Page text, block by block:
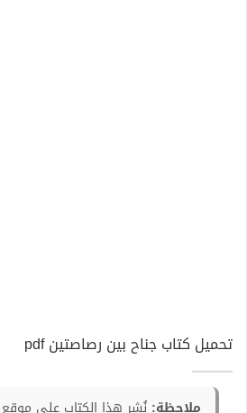
تحميل كتاب جناح بين رصاصتين pdf
ملاحظة: نُشر هذا الكتاب على